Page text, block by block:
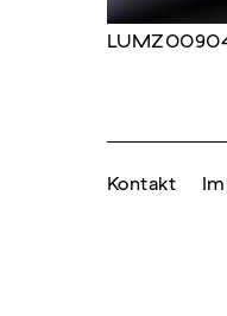
Kontakt